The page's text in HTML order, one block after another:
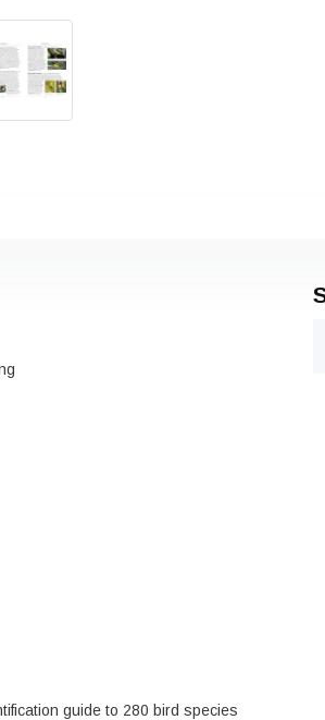
guide to 280 bird species